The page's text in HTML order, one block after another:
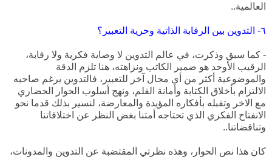
العالمية..
٦- التدوين بين الرقابة الذاتية وحرية التعبير؟
- كما سبق وذكرت، في عالم التدوين لا وصاية فكرية ولا رقابة،
الرقيب الأوحد هو ضمير الكاتب ونزاهته، هنا تلزم الدقة
والموضوعية أكثر من أي مجال آخر للتعبير، فالتدوين يرغم صاحبه
الالتزام بأخلاق الكتابة وأمانة القلم، ونهج أسلوب الحوار الحضاري
مع الاخر وتقبله بأفكاره المؤيدة والمعارضة، لنسير بذلك قدما نحو
الانفتاح الفكري الذي تحتاجه أمتنا بغض النظر عن اختلافاتنا
وتناقضاتنا..
كان هذا نص الحوار، وهذه نظرتي المقتضبة عن التدوين والمدونات،